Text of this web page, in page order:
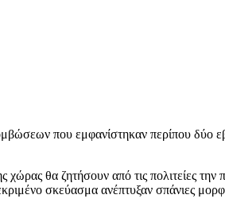
που εμφανίστηκαν περίπου δύο
θα ζητήσουν από τις πολιτείες την
σκεύασμα ανέπτυξαν σπάνιες